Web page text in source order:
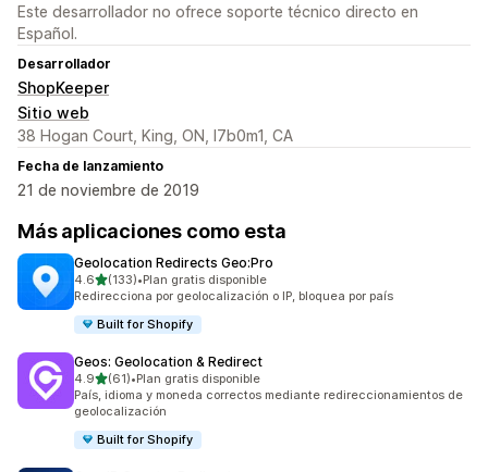
Este desarrollador no ofrece soporte técnico directo en
Español.
Desarrollador
ShopKeeper
Sitio web
38 Hogan Court, King, ON, l7b0m1, CA
Fecha de lanzamiento
21 de noviembre de 2019
Más aplicaciones como esta
Geolocation Redirects Geo:Pro
4.6de 5 estrellas
(133)
133 reseñas en total
•Plan gratis disponible
Redirecciona por geolocalización o IP, bloquea por país
Built for Shopify
Geos: Geolocation & Redirect
4.9de 5 estrellas
(61)
61 reseñas en total
•Plan gratis disponible
País, idioma y moneda correctos mediante redireccionamientos de
geolocalización
Built for Shopify